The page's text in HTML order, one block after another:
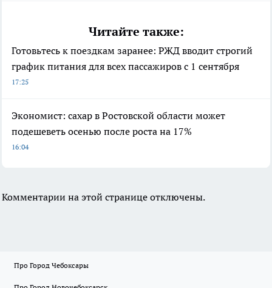
Читайте также:
Готовьтесь к поездкам заранее: РЖД вводит строгий
график питания для всех пассажиров с 1 сентября
17:25
Экономист: сахар в Ростовской области может
подешеветь осенью после роста на 17%
16:04
Комментарии на этой странице отключены.
Про Город Чебоксары